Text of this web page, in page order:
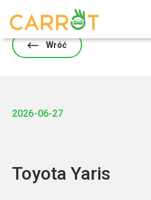
Wróć
2026-06-27
Toyota Yaris